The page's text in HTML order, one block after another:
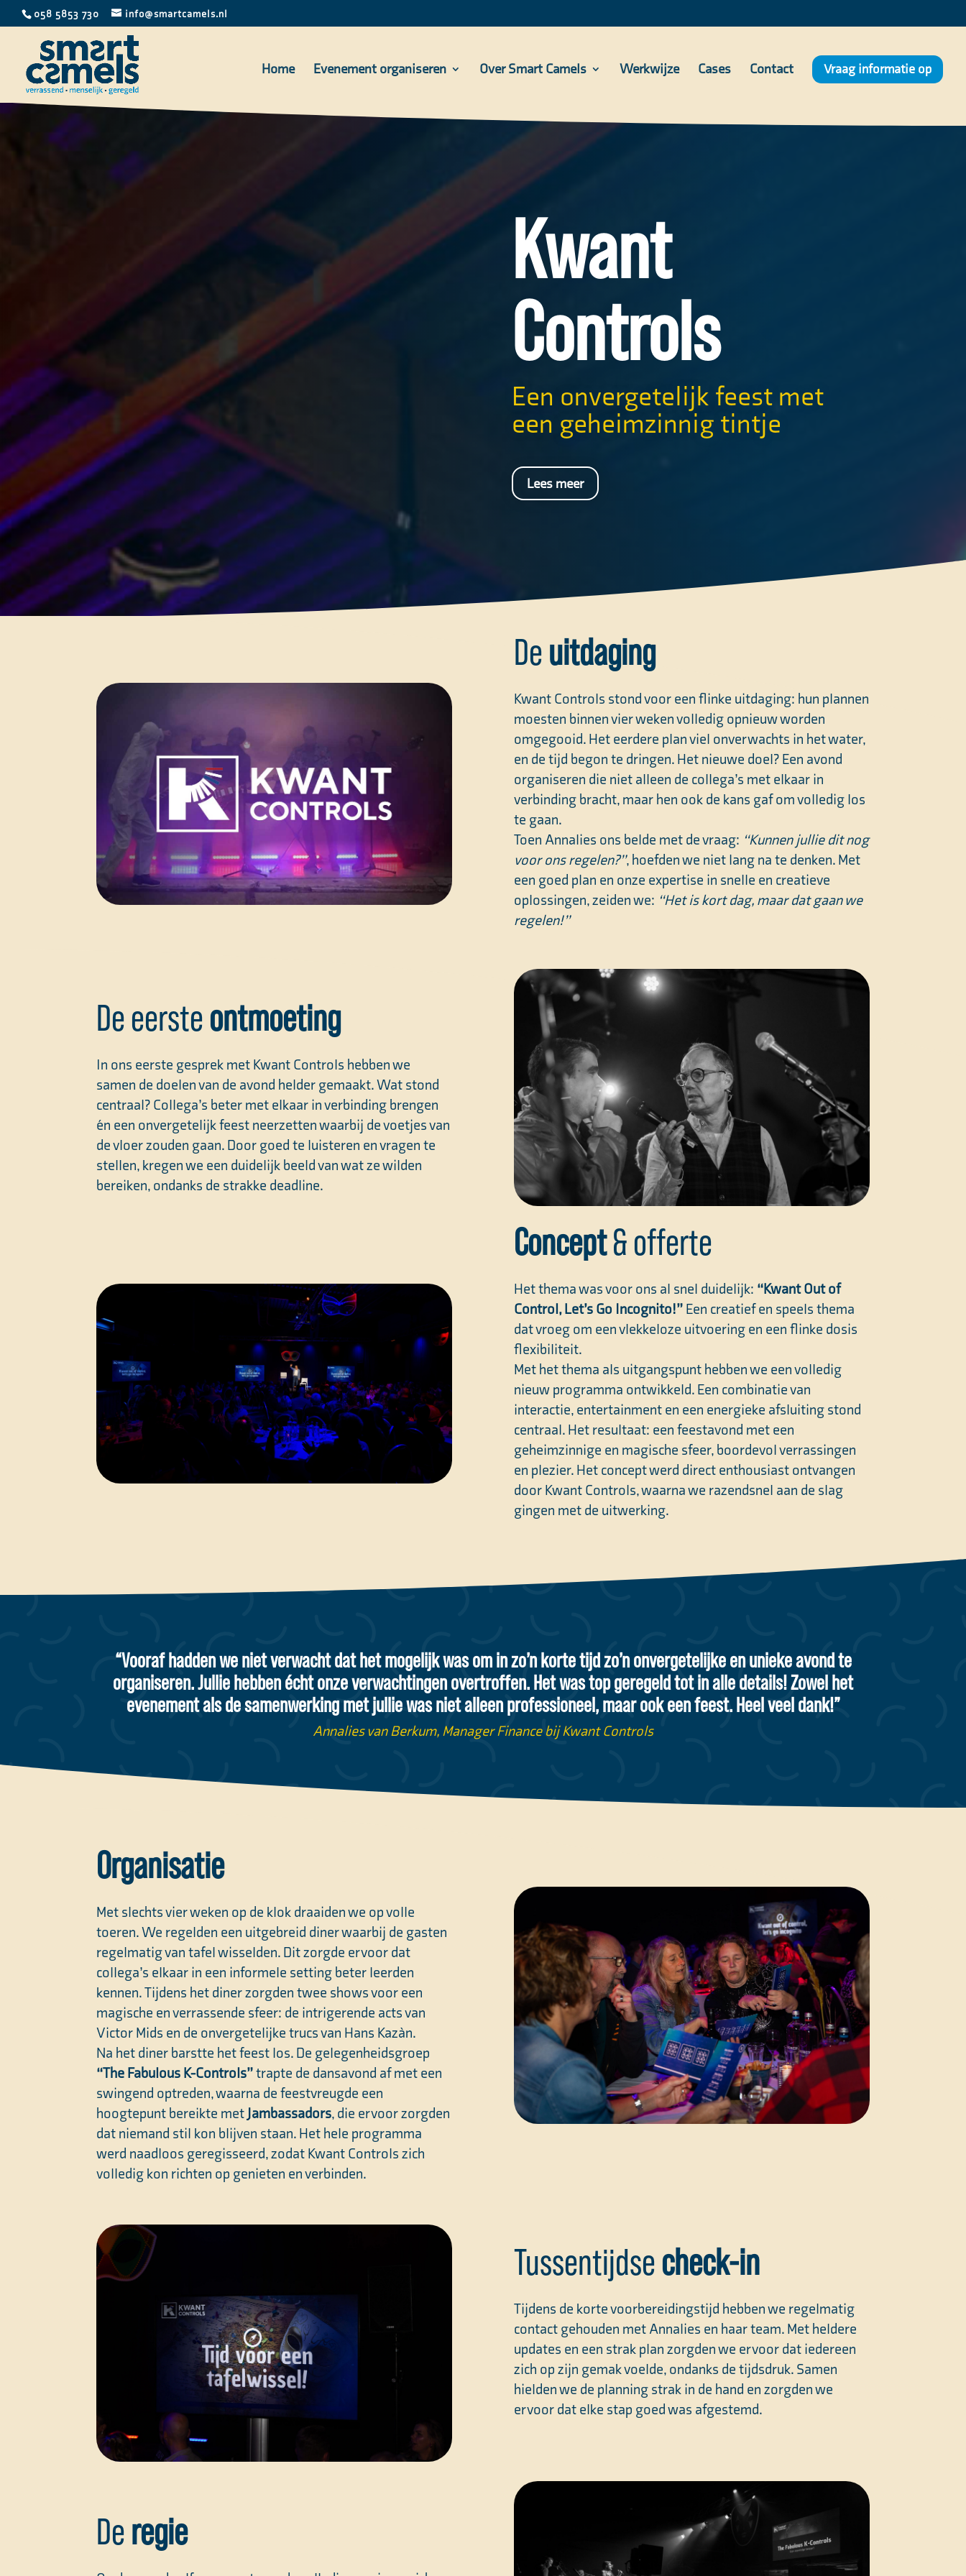
058 5853 730 info@smartcamels.nl
Home Evenement organiseren Over Smart Camels Werkwijze Cases Contact Vraag informatie op
Kwant
Controls
Een onvergetelijk feest met
een geheimzinnig tintje
Lees meer
De uitdaging
Kwant Controls stond voor een flinke uitdaging: hun plannen
moesten binnen vier weken volledig opnieuw worden
omgegooid. Het eerdere plan viel onverwachts in het water,
en de tijd begon te dringen. Het nieuwe doel? Een avond
organiseren die niet alleen de collega’s met elkaar in
verbinding bracht, maar hen ook de kans gaf om volledig los
te gaan.
Toen Annalies ons belde met de vraag: “Kunnen jullie dit nog
voor ons regelen?”, hoefden we niet lang na te denken. Met
een goed plan en onze expertise in snelle en creatieve
oplossingen, zeiden we: “Het is kort dag, maar dat gaan we
regelen!”
De eerste ontmoeting
In ons eerste gesprek met Kwant Controls hebben we
samen de doelen van de avond helder gemaakt. Wat stond
centraal? Collega’s beter met elkaar in verbinding brengen
én een onvergetelijk feest neerzetten waarbij de voetjes van
de vloer zouden gaan. Door goed te luisteren en vragen te
stellen, kregen we een duidelijk beeld van wat ze wilden
bereiken, ondanks de strakke deadline.
Concept& offerte
Het thema was voor ons al snel duidelijk: “Kwant Out of
Control, Let’s Go Incognito!”Een creatief en speels thema
dat vroeg om een vlekkeloze uitvoering en een flinke dosis
flexibiliteit.
Met het thema als uitgangspunt hebben we een volledig
nieuw programma ontwikkeld. Een combinatie van
interactie, entertainment en een energieke afsluiting stond
centraal. Het resultaat: een feestavond met een
geheimzinnige en magische sfeer, boordevol verrassingen
en plezier. Het concept werd direct enthousiast ontvangen
door Kwant Controls, waarna we razendsnel aan de slag
gingen met de uitwerking.
“Vooraf hadden we niet verwacht dat het mogelijk was om in zo’n korte tijd zo’n onvergetelijke en unieke avond te
organiseren. Jullie hebben écht onze verwachtingen overtroffen. Het was top geregeld tot in alle details! Zowel het
evenement als de samenwerking met jullie was niet alleen professioneel, maar ook een feest. Heel veel dank!”
Annalies van Berkum, Manager Finance bij Kwant Controls
Organisatie
Met slechts vier weken op de klok draaiden we op volle
toeren. We regelden een uitgebreid diner waarbij de gasten
regelmatig van tafel wisselden. Dit zorgde ervoor dat
collega’s elkaar in een informele setting beter leerden
kennen. Tijdens het diner zorgden twee shows voor een
magische en verrassende sfeer: de intrigerende acts van
Victor Mids en de onvergetelijke trucs van Hans Kazàn.
Na het diner barstte het feest los. De gelegenheidsgroep
“The Fabulous K-Controls”trapte de dansavond af met een
swingend optreden, waarna de feestvreugde een
hoogtepunt bereikte met Jambassadors, die ervoor zorgden
dat niemand stil kon blijven staan. Het hele programma
werd naadloos geregisseerd, zodat Kwant Controls zich
volledig kon richten op genieten en verbinden.
Tussentijdse check-in
Tijdens de korte voorbereidingstijd hebben we regelmatig
contact gehouden met Annalies en haar team. Met heldere
updates en een strak plan zorgden we ervoor dat iedereen
zich op zijn gemak voelde, ondanks de tijdsdruk. Samen
hielden we de planning strak in de hand en zorgden we
ervoor dat elke stap goed was afgestemd.
De regie